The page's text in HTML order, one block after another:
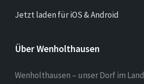
Jetzt laden für iOS & Android
Über Wenholthausen
Wenholthausen – unser Dorf im